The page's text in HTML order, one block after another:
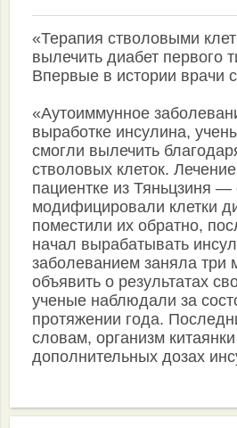
«Терапия стволовыми
вылечить диабет
Впервые в истории врачи
«Аутоиммунное
выработке инсулина,
смогли вылечить
стволовых клеток.
пациентке из Тяньцзиня
модифицировали клетки
поместили их обратно,
начал вырабатывать
заболеванием заняла
объявить о результатах
ученые наблюдали за
протяжении года.
словам, организм
дополнительных дозах